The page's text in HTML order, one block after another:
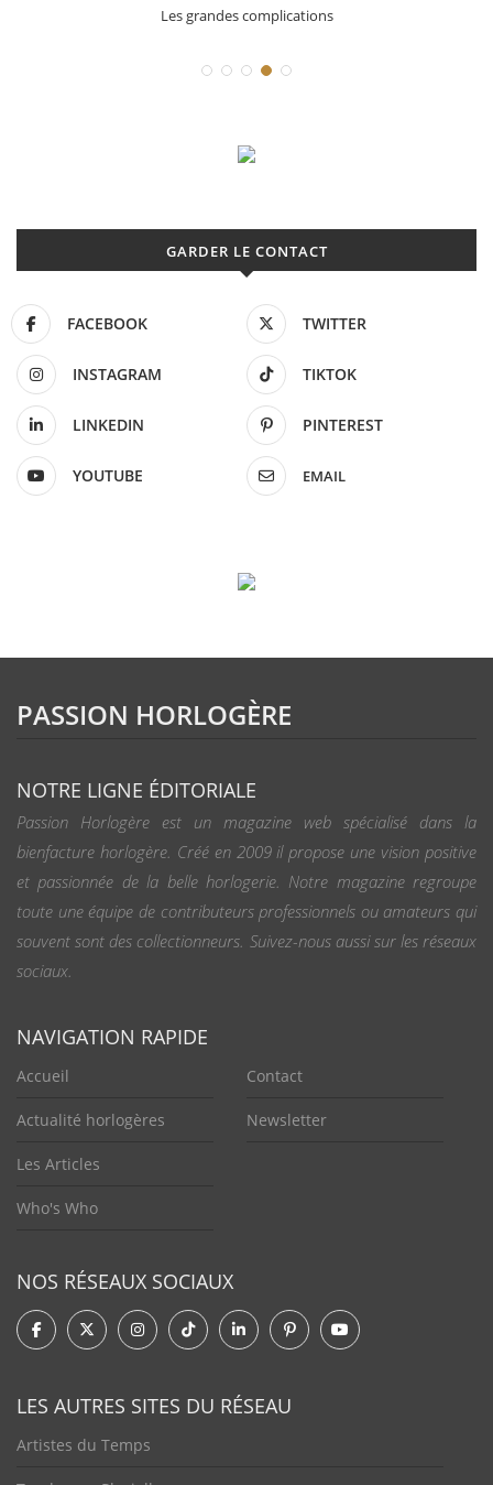
Les grandes complications
GARDER LE CONTACT
FACEBOOK TWITTER
INSTAGRAM TIKTOK
LINKEDIN PINTEREST
YOUTUBE EMAIL
PASSION HORLOGÈRE
NOTRE LIGNE ÉDITORIALE
Passion Horlogère est un magazine web spécialisé dans la
bienfacture horlogère. Créé en 2009 il propose une vision positive
et passionnée de la belle horlogerie. Notre magazine regroupe
toute une équipe de contributeurs professionnels ou amateurs qui
souvent sont des collectionneurs. Suivez-nous aussi sur les réseaux
sociaux.
NAVIGATION RAPIDE
Accueil
Actualité horlogères
Les Articles
Who's Who
Contact
Newsletter
NOS RÉSEAUX SOCIAUX
LES AUTRES SITES DU RÉSEAU
Artistes du Temps